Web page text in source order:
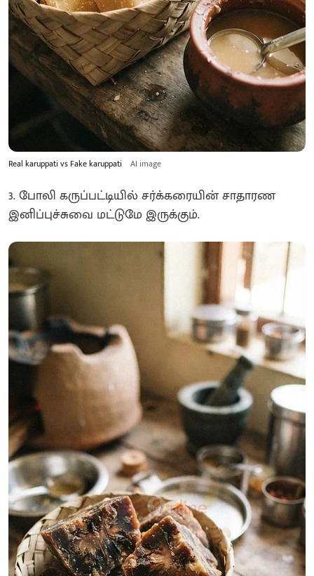
Real karuppati vs Fake karuppati AI image
3. போலி கருப்பட்டியில் சர்க்கரையின் சாதாரண
இனிப்புச்சுவை மட்டுமே இருக்கும்.